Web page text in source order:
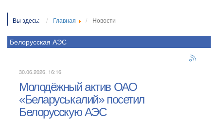
Вы здесь: Главная Новости
Белорусская АЭС
30.06.2026, 16:16
Молодёжный актив ОАО
«Беларуськалий» посетил
Белорусскую АЭС